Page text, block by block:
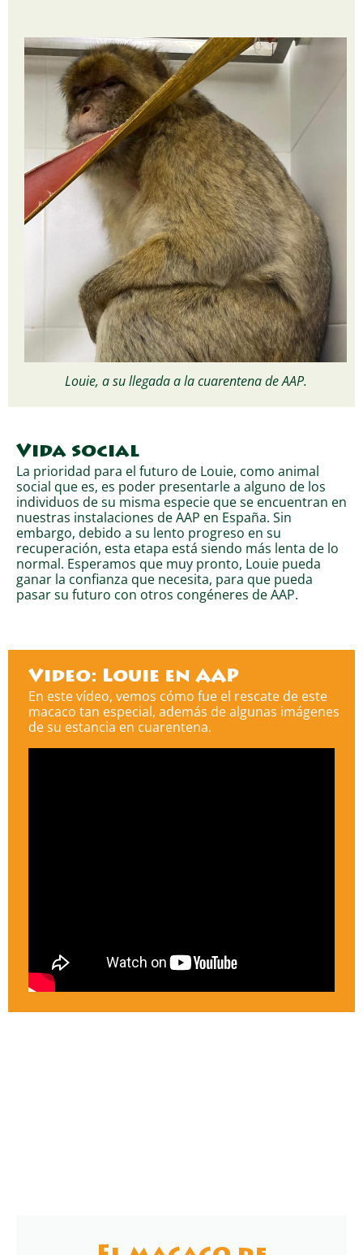
Louie, a su llegada a la cuarentena de AAP.
Vida social
La prioridad para el futuro de Louie, como animal
social que es, es poder presentarle a alguno de los
individuos de su misma especie que se encuentran en
nuestras instalaciones de AAP en España. Sin
embargo, debido a su lento progreso en su
recuperación, esta etapa está siendo más lenta de lo
normal. Esperamos que muy pronto, Louie pueda
ganar la confianza que necesita, para que pueda
pasar su futuro con otros congéneres de AAP.
Video: Louie en AAP
En este vídeo, vemos cómo fue el rescate de este
macaco tan especial, además de algunas imágenes
de su estancia en cuarentena.